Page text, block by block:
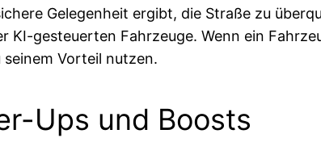
Gelegenheit ergibt, die Straße zu
KI-gesteuerten Fahrzeuge. Wenn ein
Vorteil nutzen.
Ups und Boosts